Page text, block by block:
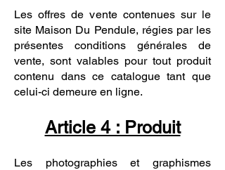
Les offres de vente contenues sur le
site Maison Du Pendule, régies par les
présentes conditions générales de
vente, sont valables pour tout produit
contenu dans ce catalogue tant que
celui-ci demeure en ligne.
Article 4 : Produit
Les photographies et graphismes